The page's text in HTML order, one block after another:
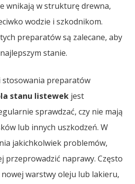
wnikają w strukturę drewna,
wodzie i szkodnikom.
preparatów są zalecane, aby
stanie.
stosowania preparatów
stanu listewek jest
sprawdzać, czy nie mają
lub innych uszkodzeń. W
jakichkolwiek problemów,
przeprowadzić naprawy. Często
nowej warstwy oleju lub lakieru,